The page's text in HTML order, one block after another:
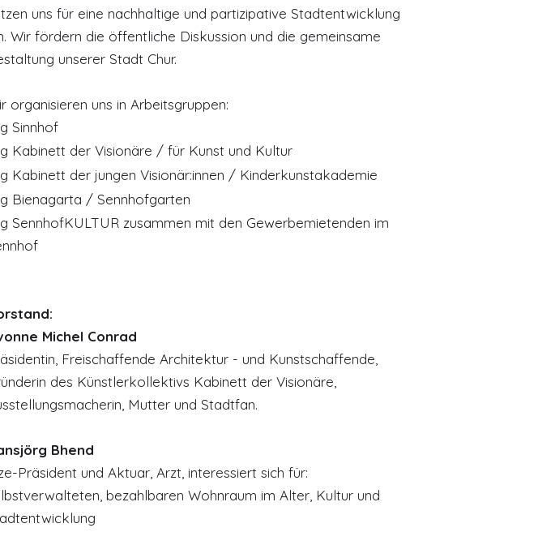
uns für eine nachhaltige und partizipative Stadtentwicklung
Wir fördern die öffentliche Diskussion und die gemeinsame
unserer Stadt Chur.
organisieren uns in Arbeitsgruppen:
Sinnhof
Kabinett der Visionäre / für Kunst und Kultur
Kabinett der jungen Visionär:innen / Kinderkunstakademie
Bienagarta / Sennhofgarten
SennhofKULTUR zusammen mit den Gewerbemietenden im
Michel Conrad
Freischaffende Architektur - und Kunstschaffende,
des Künstlerkollektivs Kabinett der Visionäre,
Mutter und Stadtfan.
Bhend
Präsident und Aktuar, Arzt, interessiert sich für:
bezahlbaren Wohnraum im Alter, Kultur und